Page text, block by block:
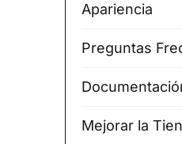
Apariencia
Preguntas
Mejorar la